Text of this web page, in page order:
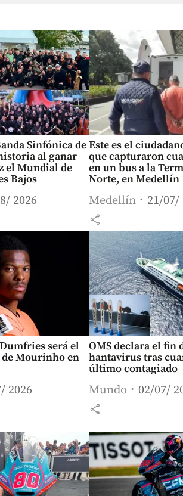
Sinfónica de
al ganar
el Mundial de
Bajos
2026
Este es el
que capturaron
en un bus a la
Norte, en Medellín
Medellín 21/07/
share
será el
Mourinho en
2026
OMS declara el fin
hantavirus tras
último contagiado
Mundo 02/07/
share